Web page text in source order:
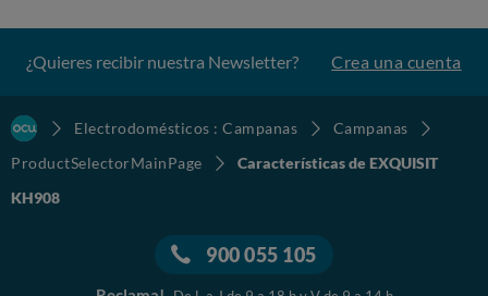
¿Quieres recibir nuestra Newsletter? Crea una cuenta
Electrodomésticos : Campanas
Campanas
ProductSelectorMainPage
Características de EXQUISIT
KH908
900 055 105